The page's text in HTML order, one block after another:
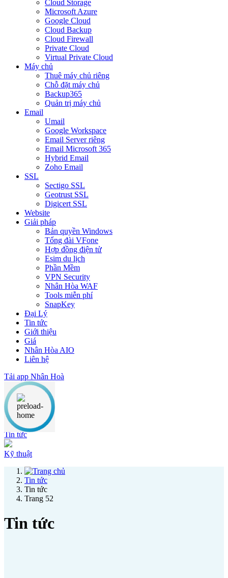
Cloud Storage
Microsoft Azure
Google Cloud
Cloud Backup
Cloud Firewall
Private Cloud
Virtual Private Cloud
Máy chủ
Thuê máy chủ riêng
Chỗ đặt máy chủ
Backup365
Quản trị máy chủ
Email
Umail
Google Workspace
Email Server riêng
Email Microsoft 365
Hybrid Email
Zoho Email
SSL
Sectigo SSL
Geotrust SSL
Digicert SSL
Website
Giải pháp
Bản quyền Windows
Tổng đài VFone
Hợp đồng điện tử
Esim du lịch
Phần Mềm
VPN Security
Nhân Hòa WAF
Tools miễn phí
SnapKey
Đại Lý
Tin tức
Giới thiệu
Giá
Nhân Hòa AIO
Liên hệ
Tải app Nhân Hoà
Thông báo
Ưu đãi
Tin tức
Kỹ thuật
Tin tức
Tin tức
Trang 52
Tin tức